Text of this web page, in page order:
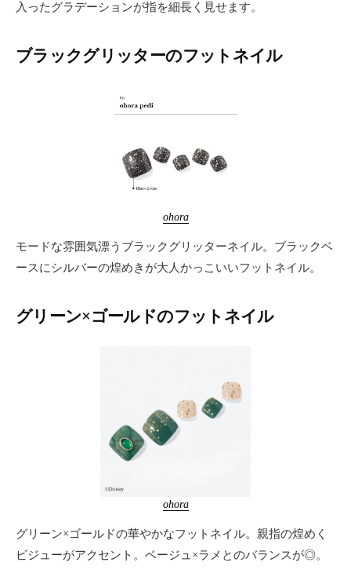
入ったグラデーションが指を細長く見せます。
ブラックグリッターのフットネイル
ohora
モードな雰囲気漂うブラックグリッターネイル。ブラックベ
ースにシルバーの煌めきが大人かっこいいフットネイル。
グリーン×ゴールドのフットネイル
ohora
グリーン×ゴールドの華やかなフットネイル。親指の煌めく
ビジューがアクセント。ベージュ×ラメとのバランスが◎。